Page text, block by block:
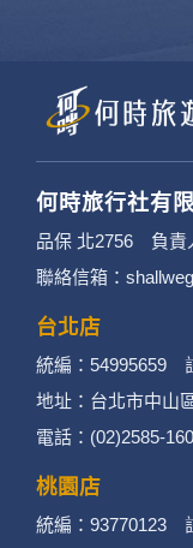
何時旅行社有
品保 北2756 負責
聯絡信箱：
台北店
統編：54995659
地址：台北市中山
電話：(02)2585-
桃園店
統編：93770123